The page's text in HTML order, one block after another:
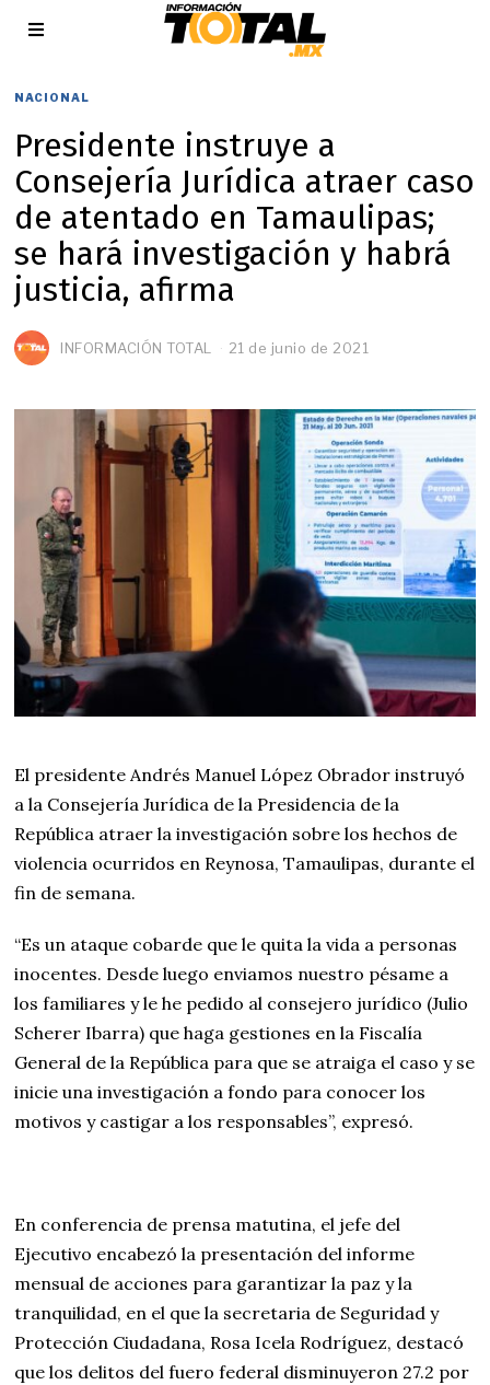
NACIONAL
Presidente instruye a
Consejería Jurídica atraer caso
de atentado en Tamaulipas;
se hará investigación y habrá
justicia, afirma
INFORMACIÓN TOTAL 21 de junio de 2021
El presidente Andrés Manuel López Obrador instruyó
a la Consejería Jurídica de la Presidencia de la
República atraer la investigación sobre los hechos de
violencia ocurridos en Reynosa, Tamaulipas, durante el
fin de semana.
“Es un ataque cobarde que le quita la vida a personas
inocentes. Desde luego enviamos nuestro pésame a
los familiares y le he pedido al consejero jurídico (Julio
Scherer Ibarra) que haga gestiones en la Fiscalía
General de la República para que se atraiga el caso y se
inicie una investigación a fondo para conocer los
motivos y castigar a los responsables”, expresó.
En conferencia de prensa matutina, el jefe del
Ejecutivo encabezó la presentación del informe
mensual de acciones para garantizar la paz y la
tranquilidad, en el que la secretaria de Seguridad y
Protección Ciudadana, Rosa Icela Rodríguez, destacó
que los delitos del fuero federal disminuyeron 27.2 por